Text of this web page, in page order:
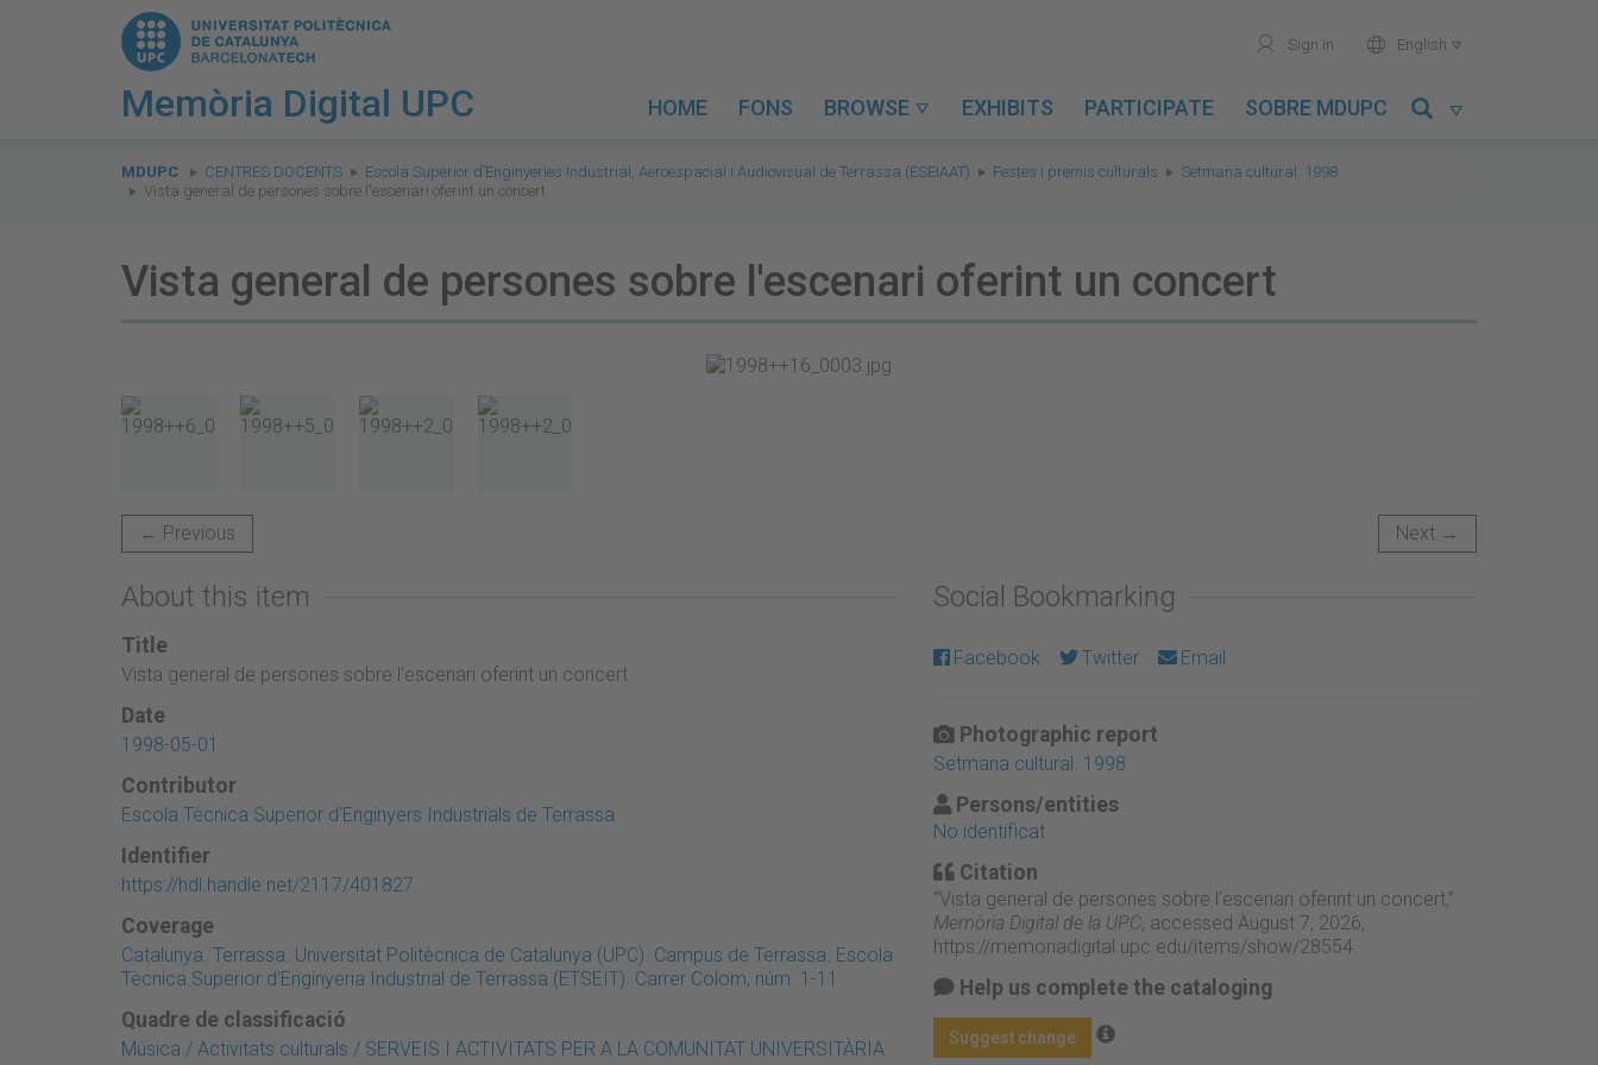
Memòria Digital UPC
user Sign in world English 
HOME FONS BROWSE  EXHIBITS PARTICIPATE SOBRE MDUPC 
are
here:
MDUPC CENTRES DOCENTS Escola Superior d’Enginyeries Industrial, Aeroespacial i Audiovisual de Terrassa (ESEIAAT) Festes i premis culturals
Setmana cultural. 1998
Vista general de persones sobre l'escenari oferint un concert
Vista general de persones sobre l'escenari oferint un concert
← Previous Next →
About this item
Title
Vista general de persones sobre l'escenari oferint un concert
Date
1998-05-01
Contributor
Escola Tècnica Superior d'Enginyers Industrials de Terrassa
Identifier
https://hdl.handle.net/2117/401827
Coverage
Catalunya. Terrassa. Universitat Politècnica de Catalunya (UPC). Campus de Terrassa. Escola
Tècnica Superior d'Enginyeria Industrial de Terrassa (ETSEIT). Carrer Colom, núm. 1-11
Quadre de classificació
Música / Activitats culturals / SERVEIS I ACTIVITATS PER A LA COMUNITAT UNIVERSITÀRIA
Social Bookmarking
Facebook Twitter Email
Photographic report
Setmana cultural. 1998
Persons/entities
No identificat
Citation
“Vista general de persones sobre l'escenari oferint un concert,”
Memòria Digital de la UPC, accessed August 7, 2026,
https://memoriadigital.upc.edu/items/show/28554.
Help us complete the cataloging
Suggest change